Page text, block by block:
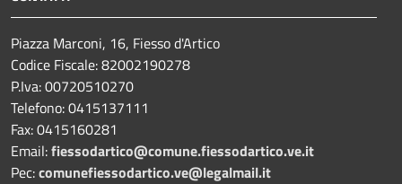
Piazza Marconi, 16, Fiesso d'Artico
Codice Fiscale: 82002190278
P.Iva: 00720510270
Telefono:0415137111
Fax:0415160281
Email:fiessodartico@comune.fiessodartico.ve.it
Pec:comunefiessodartico.ve@legalmail.it